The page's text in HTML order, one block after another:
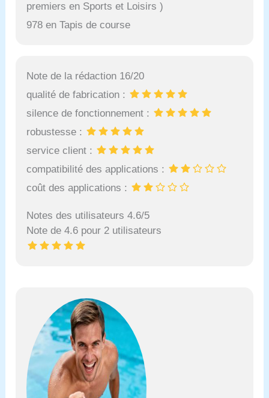
premiers en Sports et Loisirs )
978 en Tapis de course
Note de la rédaction 16/20
qualité de fabrication :
silence de fonctionnement :
robustesse :
service client :
compatibilité des applications :
coût des applications :
Notes des utilisateurs 4.6/5
Note de 4.6 pour 2 utilisateurs